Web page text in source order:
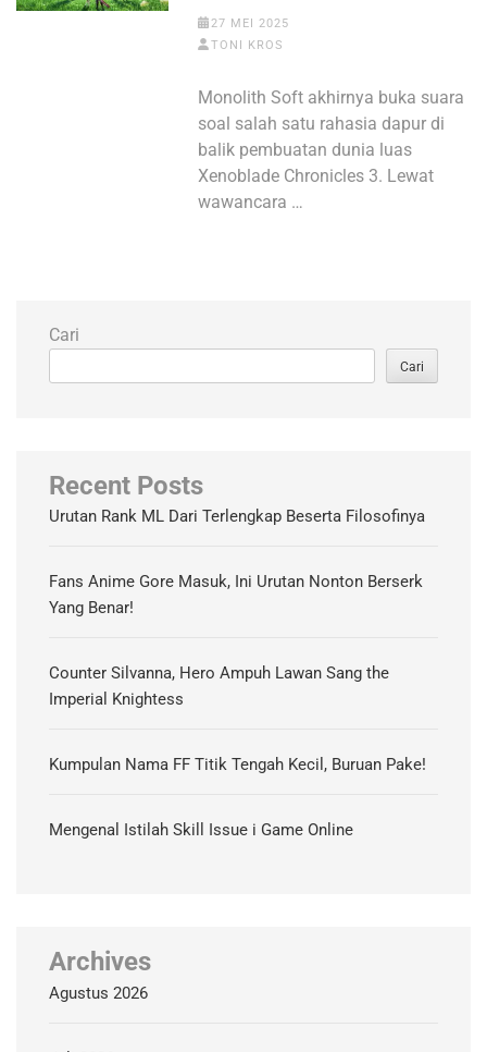
27 MEI 2025
TONI KROS
Monolith Soft akhirnya buka suara
soal salah satu rahasia dapur di
balik pembuatan dunia luas
Xenoblade Chronicles 3. Lewat
wawancara …
Cari
Cari
Recent Posts
Urutan Rank ML Dari Terlengkap Beserta Filosofinya
Fans Anime Gore Masuk, Ini Urutan Nonton Berserk
Yang Benar!
Counter Silvanna, Hero Ampuh Lawan Sang the
Imperial Knightess
Kumpulan Nama FF Titik Tengah Kecil, Buruan Pake!
Mengenal Istilah Skill Issue i Game Online
Archives
Agustus 2026